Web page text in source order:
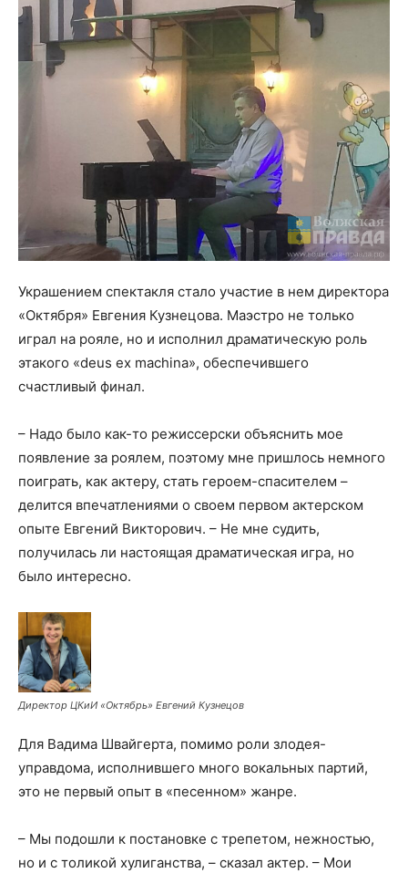
Украшением спектакля стало участие в нем директора
«Октября» Евгения Кузнецова. Маэстро не только
играл на рояле, но и исполнил драматическую роль
этакого «deus ex machina», обеспечившего
счастливый финал.
– Надо было как-то режиссерски объяснить мое
появление за роялем, поэтому мне пришлось немного
поиграть, как актеру, стать героем-спасителем –
делится впечатлениями о своем первом актерском
опыте Евгений Викторович. – Не мне судить,
получилась ли настоящая драматическая игра, но
было интересно.
Директор ЦКиИ «Октябрь» Евгений Кузнецов
Для Вадима Швайгерта, помимо роли злодея-
управдома, исполнившего много вокальных партий,
это не первый опыт в «песенном» жанре.
– Мы подошли к постановке с трепетом, нежностью,
но и с толикой хулиганства, – сказал актер. – Мои